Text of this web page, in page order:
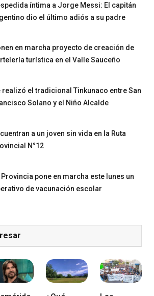
íntima a Jorge Messi: El capitán
dio el último adiós a su padre
en marcha proyecto de creación de
turística en el Valle Sauceño
realizó el tradicional Tinkunaco entre San
Solano y el Niño Alcalde
a un joven sin vida en la Ruta
N°12
Provincia pone en marcha este lunes un
de vacunación escolar